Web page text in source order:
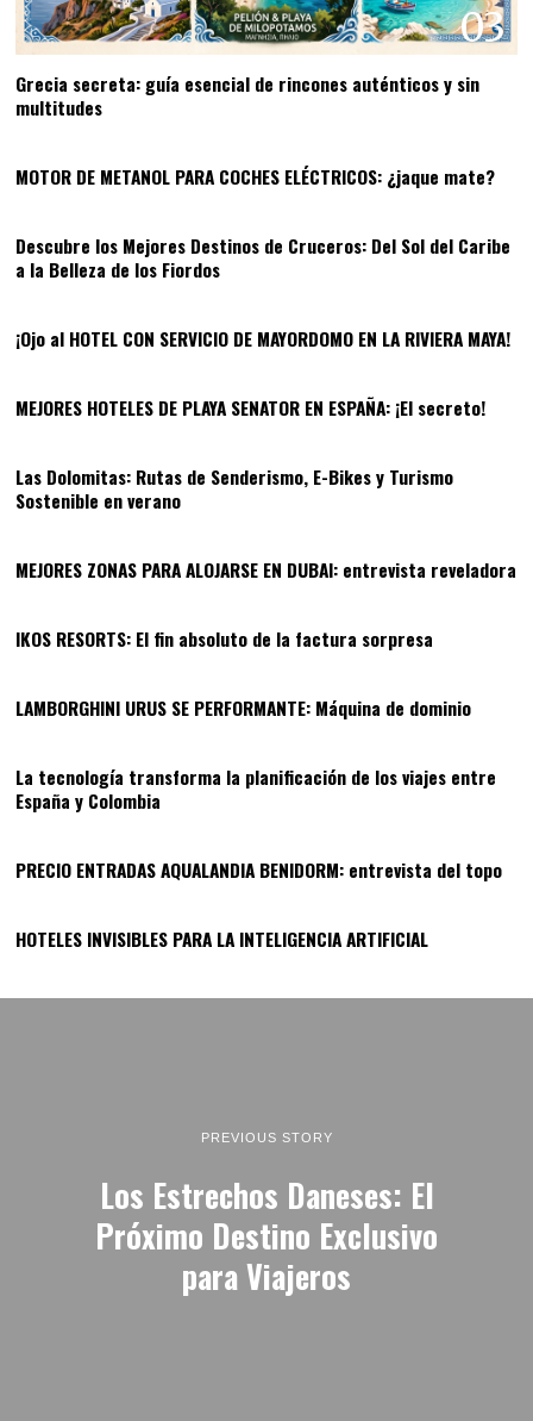
03
Grecia secreta: guía esencial de rincones auténticos y sin
multitudes
MOTOR DE METANOL PARA COCHES ELÉCTRICOS: ¿jaque mate?
05
Descubre los Mejores Destinos de Cruceros: Del Sol del Caribe
a la Belleza de los Fiordos
¡Ojo al HOTEL CON SERVICIO DE MAYORDOMO EN LA RIVIERA MAYA!
07
MEJORES HOTELES DE PLAYA SENATOR EN ESPAÑA: ¡El secreto!
08
Las Dolomitas: Rutas de Senderismo, E-Bikes y Turismo
Sostenible en verano
MEJORES ZONAS PARA ALOJARSE EN DUBAI: entrevista reveladora
10
IKOS RESORTS: El fin absoluto de la factura sorpresa
LAMBORGHINI URUS SE PERFORMANTE: Máquina de dominio12
La tecnología transforma la planificación de los viajes entre
España y Colombia
PRECIO ENTRADAS AQUALANDIA BENIDORM: entrevista del topo
14
HOTELES INVISIBLES PARA LA INTELIGENCIA ARTIFICIAL
PREVIOUS STORY
Los Estrechos Daneses: El
Próximo Destino Exclusivo
para Viajeros